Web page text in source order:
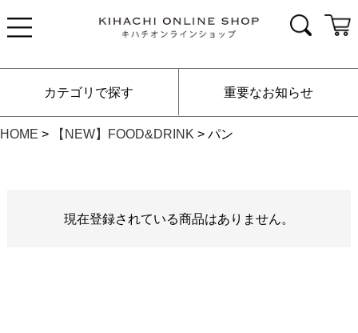
カテゴリで探す 重要なお知らせ
HOME 【NEW】FOOD&DRINK パン
現在登録されている商品はありません。